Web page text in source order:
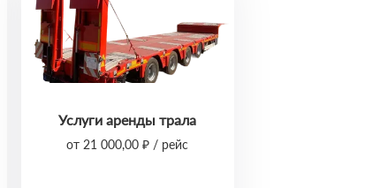
Услуги аренды трала
от 21 000,00 ₽ / рейс